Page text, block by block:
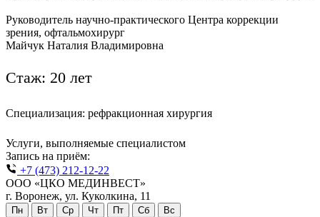
Руководитель научно-практического Центра коррекции
зрения, офтальмохирург
Майчук Наталия Владимировна
Стаж: 20 лет
Специализация: рефракционная хирургия
Услуги, выполняемые специалистом
Запись на приём:
+7 (473) 212-12-22
ООО «ЦКО МЕДИНВЕСТ»
г. Воронеж, ул. Куколкина, 11
Пн Вт Ср Чт Пт Сб Вс